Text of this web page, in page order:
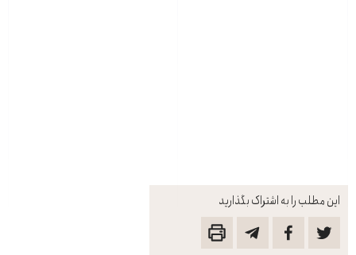
این مطلب را به اشتراک بگذارید